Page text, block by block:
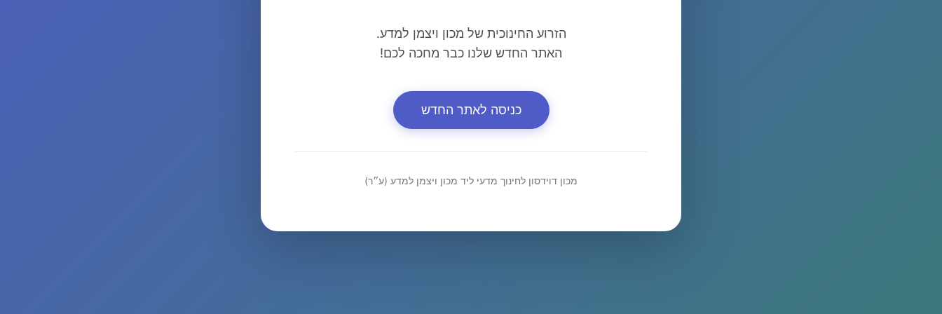
הזרוע החינוכית של מכון ויצמן למדע.
האתר החדש שלנו כבר מחכה לכם!
כניסה לאתר החדש
מכון דוידסון לחינוך מדעי ליד מכון ויצמן למדע (ע״ר)